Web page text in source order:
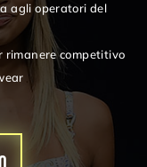
agli operatori del
rimanere competitivo